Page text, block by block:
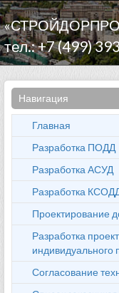
тел.: +7 (499)
Навигация
Главная
Разработка ПОДД
Разработка АСУД
Разработка
Проектирование
Разработка
индивидуального
Согласование